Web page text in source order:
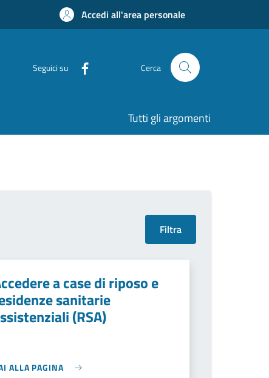
Accedi all'area personale
Seguici su Cerca
Tutti gli argomenti
a case di riposo e
sanitarie
(RSA)
ALLA PAGINA